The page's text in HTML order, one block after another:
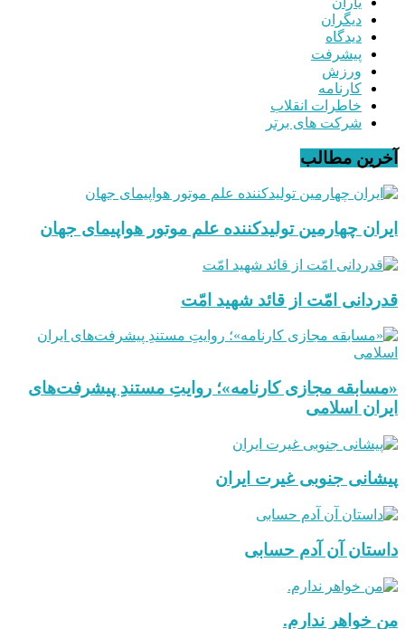
دیگران
دیدگاه
پیشرفت
ورزش
کارنامه
خاطرات انقلاب
شرکت های برتر
آخرین مطالب
ایران چهارمین تولیدکننده علم موتور هواپیمای جهان
قدردانی امّت از قائد شهید امّت
«مسابقه مجازی کارنامه»؛ روایتِ مستندِ پیشرفت‌های
ایران اسلامی
پیشانی جنوبی غیرت ایران
داستان آن آدم حسابی
من خواهر ندارم.